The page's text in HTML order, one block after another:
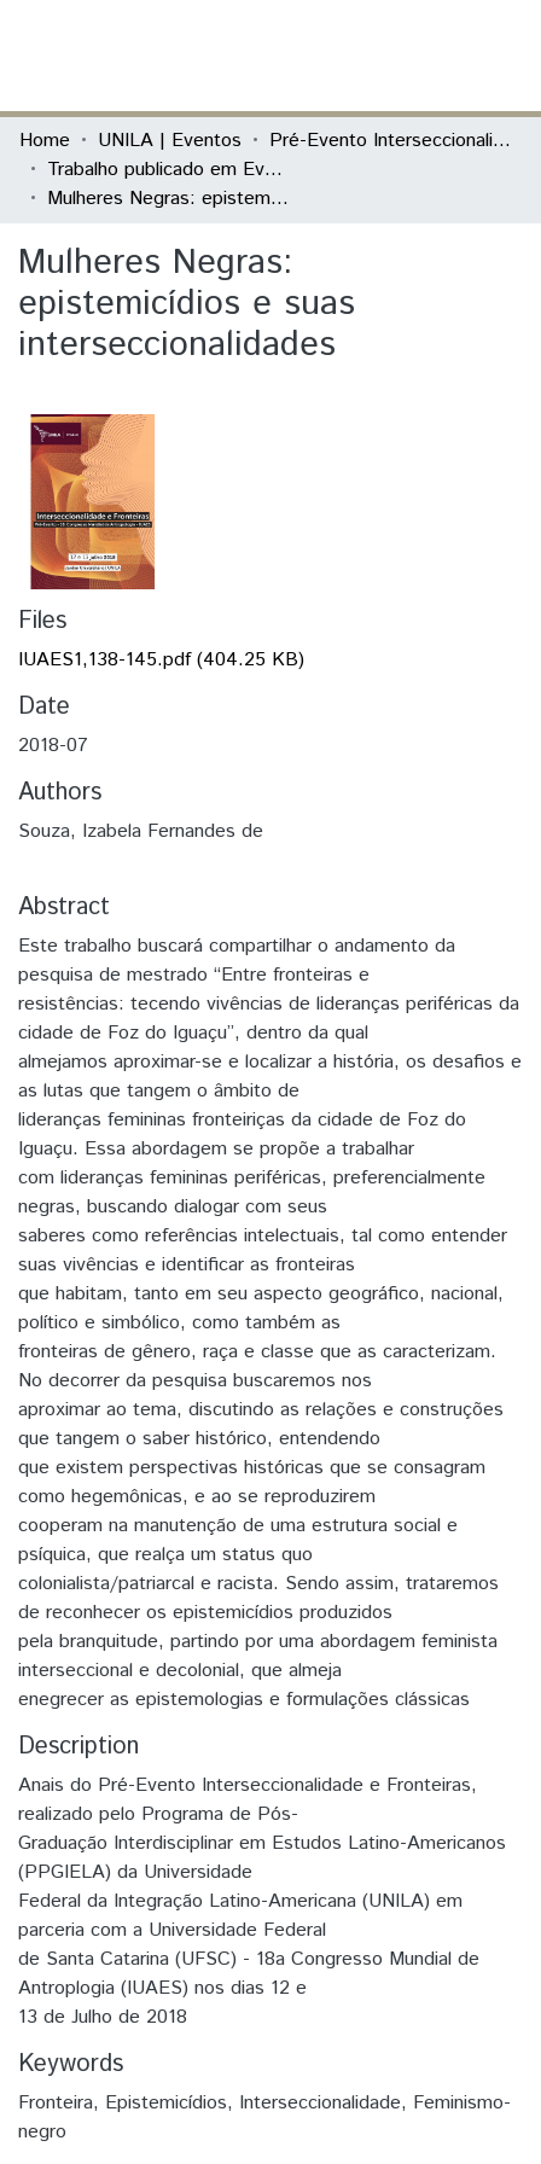
Communities & Collections
All of DSpace
Home UNILA | Eventos
Pré-Evento Interseccionalidade e Fronteiras
Trabalho publicado em Evento
Mulheres Negras: epistemicídios e suas interseccionalidades
Mulheres Negras:
epistemicídios e suas
interseccionalidades
Files
IUAES1,138-145.pdf(404.25 KB)
Date
2018-07
Authors
Souza, Izabela Fernandes de
Abstract
Este trabalho buscará compartilhar o andamento da
pesquisa de mestrado “Entre fronteiras e
resistências: tecendo vivências de lideranças periféricas da
cidade de Foz do Iguaçu”, dentro da qual
almejamos aproximar-se e localizar a história, os desafios e
as lutas que tangem o âmbito de
lideranças femininas fronteiriças da cidade de Foz do
Iguaçu. Essa abordagem se propõe a trabalhar
com lideranças femininas periféricas, preferencialmente
negras, buscando dialogar com seus
saberes como referências intelectuais, tal como entender
suas vivências e identificar as fronteiras
que habitam, tanto em seu aspecto geográfico, nacional,
político e simbólico, como também as
fronteiras de gênero, raça e classe que as caracterizam.
No decorrer da pesquisa buscaremos nos
aproximar ao tema, discutindo as relações e construções
que tangem o saber histórico, entendendo
que existem perspectivas históricas que se consagram
como hegemônicas, e ao se reproduzirem
cooperam na manutenção de uma estrutura social e
psíquica, que realça um status quo
colonialista/patriarcal e racista. Sendo assim, trataremos
de reconhecer os epistemicídios produzidos
pela branquitude, partindo por uma abordagem feminista
interseccional e decolonial, que almeja
enegrecer as epistemologias e formulações clássicas
Description
Anais do Pré-Evento Interseccionalidade e Fronteiras,
realizado pelo Programa de Pós-
Graduação Interdisciplinar em Estudos Latino-Americanos
(PPGIELA) da Universidade
Federal da Integração Latino-Americana (UNILA) em
parceria com a Universidade Federal
de Santa Catarina (UFSC) - 18a Congresso Mundial de
Antroplogia (IUAES) nos dias 12 e
13 de Julho de 2018
Keywords
Fronteira, Epistemicídios, Interseccionalidade, Feminismo-
negro